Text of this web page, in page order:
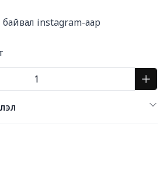
байвал instagram-аар